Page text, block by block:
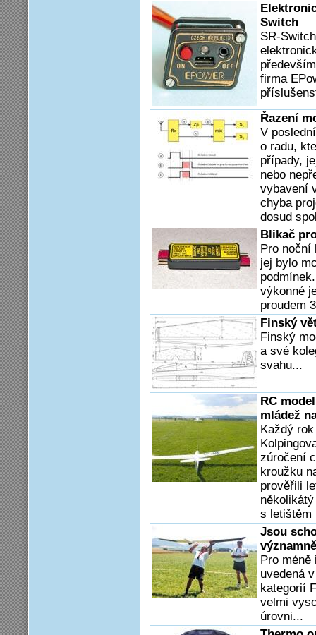
Switch
SR-
firma
Řazení
V
o radu,
případy,
nebo
vybavení
chyba
dosud
Blikač
Pro noční
jej bylo
výkonné
proudem
Finský
Finský
a své
svahu...
RC
mládež
Každý
zúročení
kroužku
prověřili
s letištěm
Jsou
Pro méně
uvedená
kategorií
velmi
úrovni...